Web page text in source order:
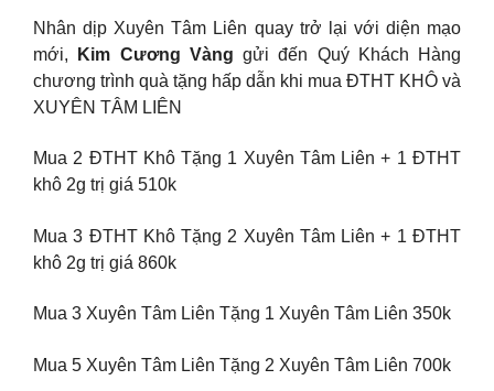
Nhân dịp Xuyên Tâm Liên quay trở lại với diện mạo
mới,
Kim Cương Vàng gửi đến Quý Khách Hàng
chương trình quà tặng hấp dẫn khi mua ĐTHT KHÔ và
XUYÊN TÂM LIÊN
Mua 2 ĐTHT Khô Tặng 1 Xuyên Tâm Liên + 1 ĐTHT
khô 2g trị giá 510k
Mua 3 ĐTHT Khô Tặng 2 Xuyên Tâm Liên + 1 ĐTHT
khô 2g trị giá 860k
Mua 3 Xuyên Tâm Liên Tặng 1 Xuyên Tâm Liên 350k
Mua 5 Xuyên Tâm Liên Tặng 2 Xuyên Tâm Liên 700k